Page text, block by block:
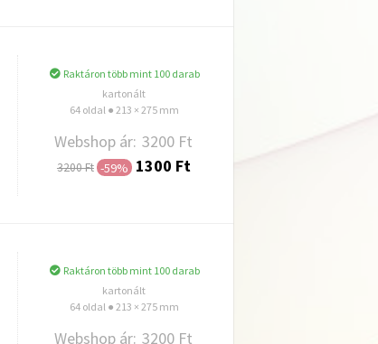
Raktáron több mint 100 darab
kartonált
64 oldal ● 213 × 275 mm
Webshop ár: 3200 Ft
3200 Ft -59% 1300 Ft
Raktáron több mint 100 darab
kartonált
64 oldal ● 213 × 275 mm
Webshop ár: 3200 Ft